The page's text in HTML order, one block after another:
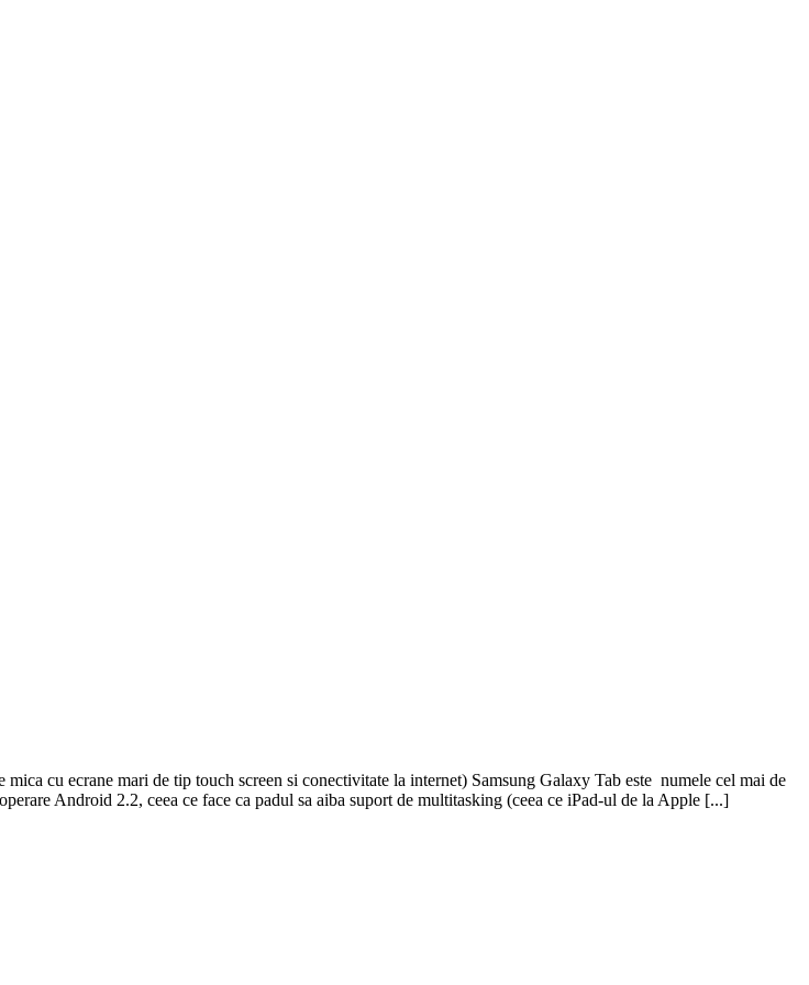
cu ecrane mari de tip touch screen si conectivitate la internet) Samsung Galaxy Tab este numele cel mai de
Android 2.2, ceea ce face ca padul sa aiba suport de multitasking (ceea ce iPad-ul de la Apple [...]